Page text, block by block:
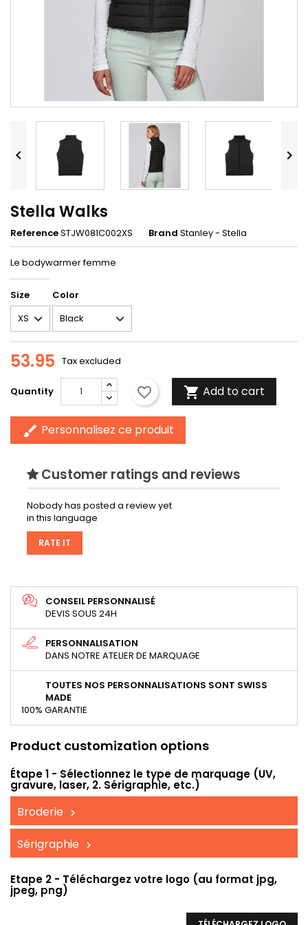
 
Stella Walks
ReferenceSTJW081C002XS Brand Stanley - Stella
Le bodywarmer femme
Size Color
53.95 Tax excluded
Quantity favorite_border  Add to cart
brush Personnalisez ce produit
Customer ratings and reviews
Nobody has posted a review yet
in this language
RATE IT
CONSEIL PERSONNALISÉ
DEVIS SOUS 24H
PERSONNALISATION
DANS NOTRE ATELIER DE MARQUAGE
TOUTES NOS PERSONNALISATIONS SONT SWISS
MADE
100% GARANTIE
Product customization options
Étape 1 - Sélectionnez le type de marquage (UV,
gravure, laser, 2. Sérigraphie, etc.)
Broderie
Sérigraphie
Etape 2 - Téléchargez votre logo (au format jpg,
jpeg, png)